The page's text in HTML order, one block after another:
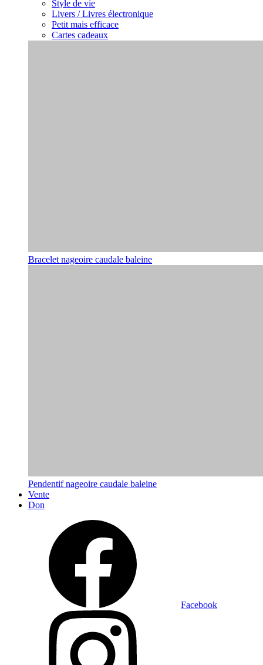
Style de vie
Livers / Livres électronique
Petit mais efficace
Cartes cadeaux
Bracelet nageoire caudale baleine
Pendentif nageoire caudale baleine
Vente
Don
Facebook